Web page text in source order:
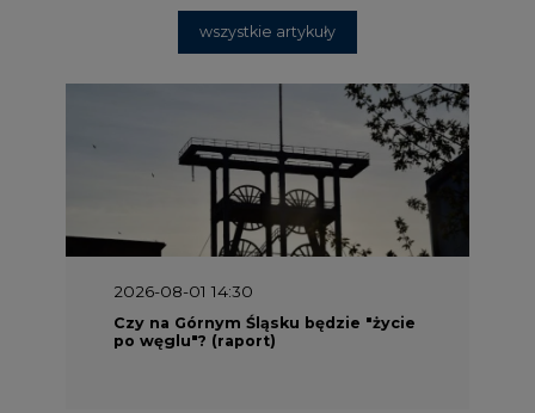
wszystkie artykuły
2026-08-01 14:30
Czy na Górnym Śląsku będzie "życie
po węglu"? (raport)